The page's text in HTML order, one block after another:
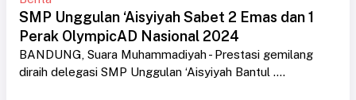
SMP Unggulan ‘Aisyiyah Sabet 2 Emas dan 1
Perak OlympicAD Nasional 2024
BANDUNG, Suara Muhammadiyah - Prestasi gemilang
diraih delegasi SMP Unggulan ‘Aisyiyah Bantul ....